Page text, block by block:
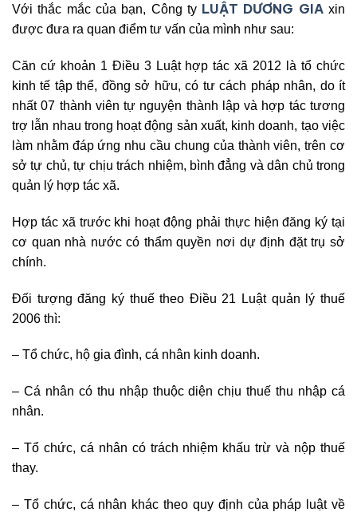
Với thắc mắc của bạn, Công ty LUẬT DƯƠNG GIAxin
được đưa ra quan điểm tư vấn của mình như sau:
Căn cứ khoản 1 Điều 3 Luật hợp tác xã 2012 là tổ chức
kinh tế tập thể, đồng sở hữu, có tư cách pháp nhân, do ít
nhất 07 thành viên tự nguyện thành lập và hợp tác tương
trợ lẫn nhau trong hoạt động sản xuất, kinh doanh, tạo việc
làm nhằm đáp ứng nhu cầu chung của thành viên, trên cơ
sở tự chủ, tự chịu trách nhiệm, bình đẳng và dân chủ trong
quản lý hợp tác xã.
Hợp tác xã trước khi hoạt động phải thực hiện đăng ký tại
cơ quan nhà nước có thẩm quyền nơi dự định đặt trụ sở
chính.
Đối tượng đăng ký thuế theo Điều 21 Luật quản lý thuế
2006 thì:
– Tổ chức, hộ gia đình, cá nhân kinh doanh.
– Cá nhân có thu nhập thuộc diện chịu thuế thu nhập cá
nhân.
– Tổ chức, cá nhân có trách nhiệm khấu trừ và nộp thuế
thay.
– Tổ chức, cá nhân khác theo quy định của pháp luật về